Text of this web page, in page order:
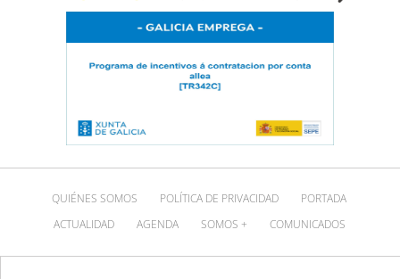
QUIÉNES SOMOS POLÍTICA DE PRIVACIDAD
PORTADA
ACTUALIDAD
AGENDA SOMOS + COMUNICADOS